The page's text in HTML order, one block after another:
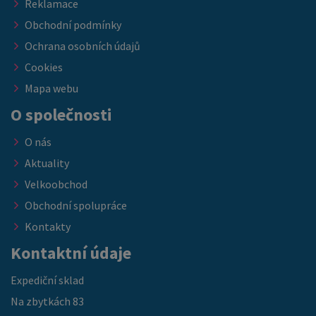
Reklamace
Obchodní podmínky
Ochrana osobních údajů
Cookies
Mapa webu
O společnosti
O nás
Aktuality
Velkoobchod
Obchodní spolupráce
Kontakty
Kontaktní údaje
Expediční sklad
Na zbytkách 83